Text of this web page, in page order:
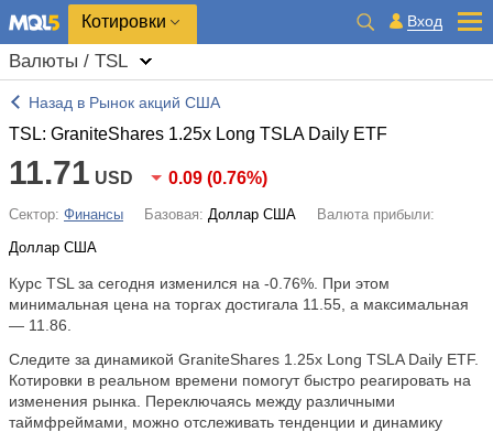
Котировки Вход
Валюты / TSL
Назад в Рынок акций США
TSL: GraniteShares 1.25x Long TSLA Daily ETF
11.71 USD 0.09 (0.76%)
Сектор: Финансы Базовая: Доллар США
Валюта прибыли:
Доллар США
Курс TSL за сегодня изменился на -0.76% . При этом
минимальная цена на торгах достигала 11.55, а максимальная
— 11.86.
Следите за динамикой GraniteShares 1.25x Long TSLA Daily ETF.
Котировки в реальном времени помогут быстро реагировать на
изменения рынка. Переключаясь между различными
таймфреймами, можно отслеживать тенденции и динамику